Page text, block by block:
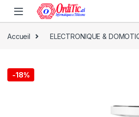
Accueil ELECTRONIQUE &
-18%